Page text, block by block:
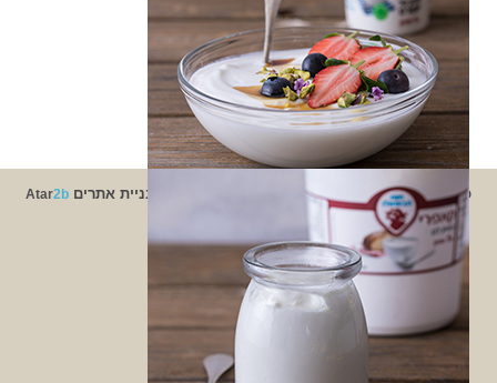
התחבר
פיד רשומות
פיד תגובות
WordPress.org
כל הזכויות שמורות לחוות הבופלו 2015 © | עיצוב ובניית אתרים Atar2b